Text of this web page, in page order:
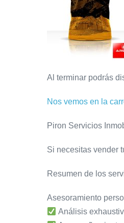
Al terminar podrás
Nos vemos en la
Piron Servicios
Si necesitas vender
Resumen de los
Asesoramiento
Análisis